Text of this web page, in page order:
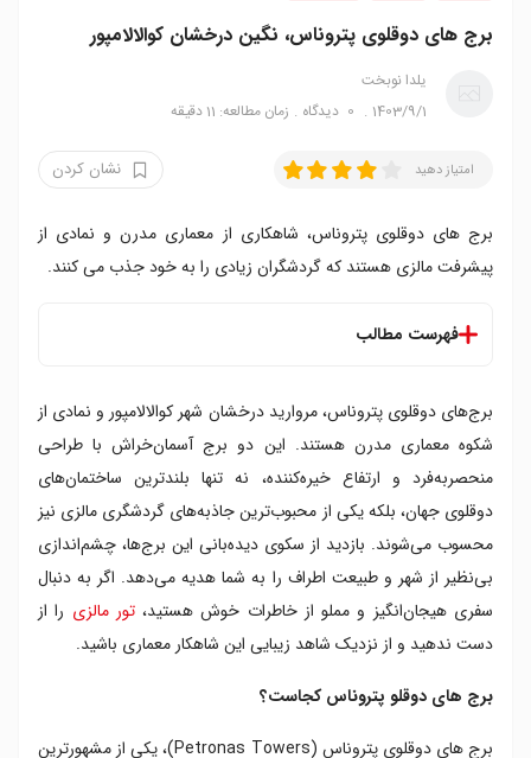
برج‌ های دوقلوی پتروناس، نگین درخشان کوالالامپور
یلدا نوبخت
1403/9/1
0 دیدگاه زمان مطالعه: 11 دقیقه
امتیاز دهید نشان کردن
برج های دوقلوی پتروناس، شاهکاری از معماری مدرن و نمادی از
پیشرفت مالزی هستند که گردشگران زیادی را به خود جذب می کنند.
فهرست مطالب
چگونه به برج های دوقلو پتروناس برسیم؟
درباره برج های دوقلو پتروناس
تاریخچه برج های دوقلو پتروناس
پتروناس، بلندترین ساختمان دوقلوی جهان
بلندترین بخش برج های دوقلو پتروناس
طراحی برج های دوقلو پتروناس
الگوهای اسلامی برج های دوقلو پتروناس
معماری برج های دوقلو پتروناس
ساختار برج های دوقلو پتروناس
آسانسور برج های دوقلو پتروناس
محوطه بیرونی برج های دوقلو پتروناس
برج‌های دوقلوی پتروناس، مروارید درخشان شهر کوالالامپور و نمادی از
شکوه معماری مدرن هستند. این دو برج آسمان‌خراش با طراحی
منحصربه‌فرد و ارتفاع خیره‌کننده، نه‌ تنها بلندترین ساختمان‌های
دوقلوی جهان، بلکه یکی از محبوب‌ترین جاذبه‌های گردشگری مالزی نیز
محسوب می‌شوند. بازدید از سکوی دیده‌بانی این برج‌ها، چشم‌اندازی
بی‌نظیر از شهر و طبیعت اطراف را به شما هدیه می‌دهد. اگر به دنبال
سفری هیجان‌انگیز و مملو از خاطرات خوش هستید،تور مالزی را از
دست ندهید و از نزدیک شاهد زیبایی این شاهکار معماری باشید.
برج های دوقلو پتروناس کجاست؟
برج های دوقلوی پتروناس (Petronas Towers)، یکی از مشهورترین